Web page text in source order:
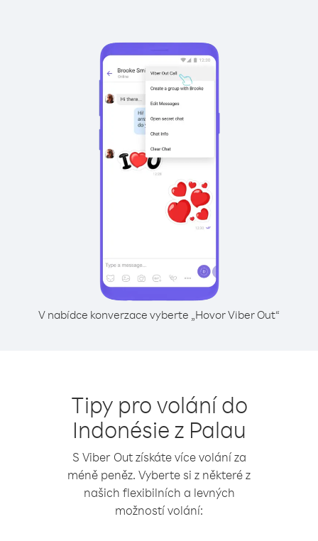
V nabídce konverzace vyberte „Hovor Viber Out“
Tipy pro volání do
Indonésie z Palau
S Viber Out získáte více volání za
méně peněz. Vyberte si z některé z
našich flexibilních a levných
možností volání: